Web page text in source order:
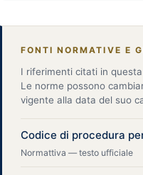
FONTI NORMATIVE E
I riferimenti citati in
Le norme possono
vigente alla data del suo
Codice di procedura
Normattiva — testo ufficiale